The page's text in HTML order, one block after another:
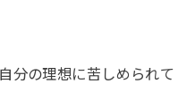
分の理想に苦しめられて